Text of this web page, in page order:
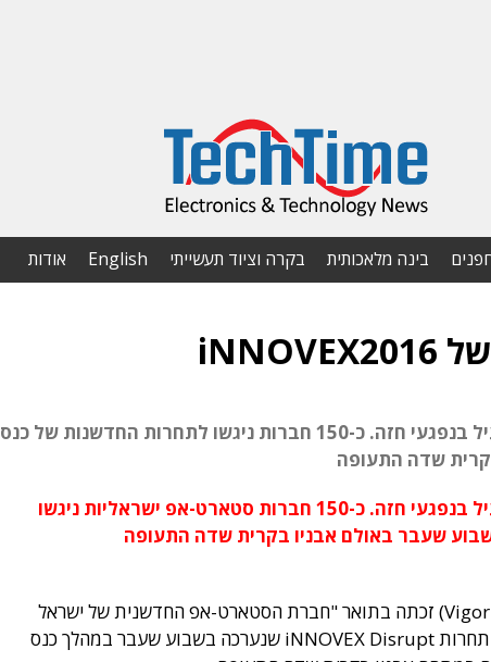
בינה מלאכותית בקרה וציוד תעשייתי English אודות
ויגור פיתחה מוצר מציל חיים המאפשר טיפול מהיר ויעיל בנפגעי חזה. כ-150 חברות ניגשו לתחרות החדשנות של כנס
ויגור פיתחה מוצר מציל חיים המאפשר טיפול מהיר ויעיל בנפגעי חזה. כ-150 חברות סטארט-אפ ישראליות ניגשו
) זכתה בתואר "חברת הסטארט-אפ החדשנית של ישראל
לשנת 2016" ובאפשרות השקעה של מיליון דולר, במסגרת תחרות iNNOVEX Disrupt שנערכה בשבוע שעבר במהלך כנס